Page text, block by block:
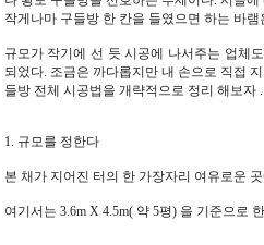
작게나마 구들방 한 칸을 들였으면 하는 바
규모가 작기에 선 듯 시공에 나서주는 업체
되었다. 조금은 까다롭지만 내 손으로 직접
들방 전체 시공법을 개략적으로 정리 해보자 .
1. 규모를 정한다
본 채가 지어진 터의 한 가장자리 여유로운
여기서는 3.6m X 4.5m( 약 5평) 을 기준으로